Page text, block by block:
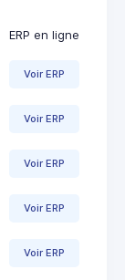
ERP en ligne
Voir ERP
Voir ERP
Voir ERP
Voir ERP
Voir ERP